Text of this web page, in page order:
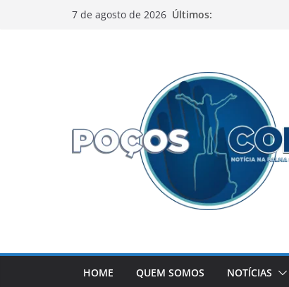
7 de agosto de 2026 Últimos:
HOME QUEM SOMOS NOTÍCIAS